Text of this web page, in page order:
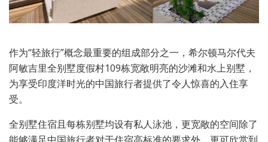
作为“轻旅行”概念最重要的组成部分之一，希尔顿马尔代夫
阿敏吉里全别墅度假村109栋宽敞明亮的沙滩和水上别墅，
为享受印度洋时光的中国旅行者提供了令人惊喜的入住享
受。
全别墅住宿且每栋别墅均设有私人泳池，更宽敞的空间除了